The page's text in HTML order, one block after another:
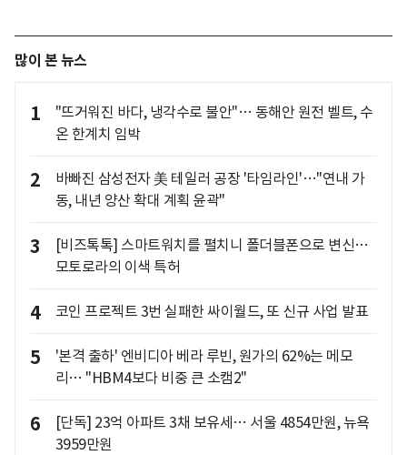
많이 본 뉴스
1
"뜨거워진 바다, 냉각수로 불안"… 동해안 원전 벨트, 수
온 한계치 임박
2
바빠진 삼성전자 美 테일러 공장 '타임라인'…"연내 가
동, 내년 양산 확대 계획 윤곽"
3
[비즈톡톡] 스마트워치를 펼치니 폴더블폰으로 변신…
모토로라의 이색 특허
4 코인 프로젝트 3번 실패한 싸이월드, 또 신규 사업 발표
5
'본격 출하' 엔비디아 베라 루빈, 원가의 62%는 메모
리… "HBM4보다 비중 큰 소캠2"
6
[단독] 23억 아파트 3채 보유세… 서울 4854만원, 뉴욕
3959만원